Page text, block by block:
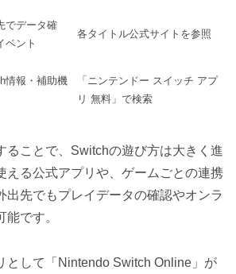
でデータ確
ベント
各タイトル公式サイトを参照
情報・補助機
「ニンテンドー スイッチ アプ
リ 無料」で検索
ることで、Switchの遊び方は大きく進
える公式アプリや、ゲームごとの連携
出先でもプレイデータの確認やオンラ
です。
として「Nintendo Switch Online」が